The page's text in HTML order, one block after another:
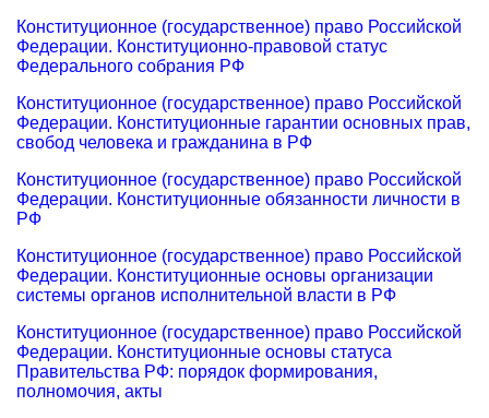
Конституционное (государственное) право Российской
Федерации. Конституционно-правовой статус
Федерального собрания РФ
Конституционное (государственное) право Российской
Федерации. Конституционные гарантии основных прав,
свобод человека и гражданина в РФ
Конституционное (государственное) право Российской
Федерации. Конституционные обязанности личности в
РФ
Конституционное (государственное) право Российской
Федерации. Конституционные основы организации
системы органов исполнительной власти в РФ
Конституционное (государственное) право Российской
Федерации. Конституционные основы статуса
Правительства РФ: порядок формирования,
полномочия, акты